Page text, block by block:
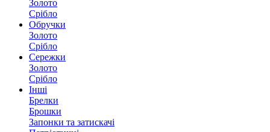
Золото
Срібло
Обручки
Золото
Срібло
Сережки
Золото
Срібло
Інші
Брелки
Брошки
Запонки та затискачі